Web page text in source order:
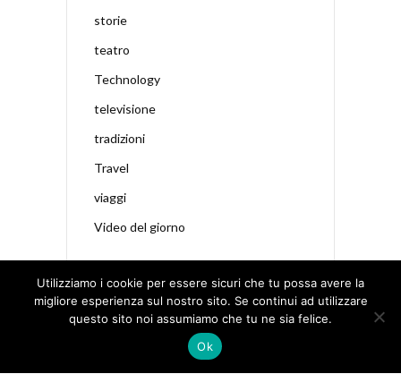
storie
teatro
Technology
televisione
tradizioni
Travel
viaggi
Video del giorno
Utilizziamo i cookie per essere sicuri che tu possa avere la
migliore esperienza sul nostro sito. Se continui ad utilizzare
questo sito noi assumiamo che tu ne sia felice.
Ok